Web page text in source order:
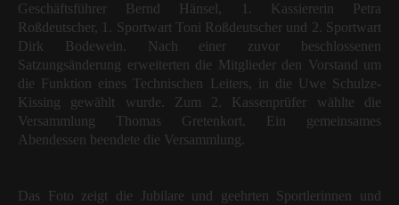
Geschäftsführer Bernd Hänsel, 1. Kassiererin Petra
Roßdeutscher, 1. Sportwart Toni Roßdeutscher und 2. Sportwart
Dirk Bodewein. Nach einer zuvor beschlossenen
Satzungsänderung erweiterten die Mitglieder den Vorstand um
die Funktion eines Technischen Leiters, in die Uwe Schulze-
Kissing gewählt wurde. Zum 2. Kassenprüfer wählte die
Versammlung Thomas Gretenkort. Ein gemeinsames
Abendessen beendete die Versammlung.
Das Foto zeigt die Jubilare und geehrten Sportlerinnen und